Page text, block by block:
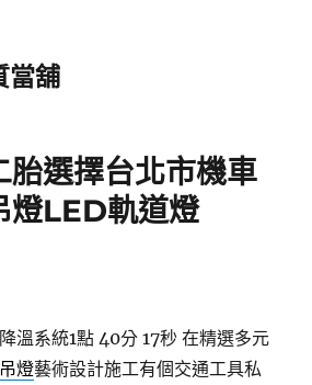
當舖
胎選擇台北市機車
燈LED軌道燈
溫系統1點 40分 17秒在精選多元
吊燈藝術設計施工有個交通工具私